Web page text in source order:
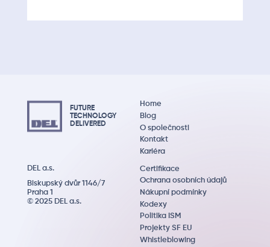
FUTURE
TECHNOLOGY
DEL IVERED
Certifikace
Ochrana osobních údajů
Nákupní podmínky
Kodexy
Politika ISM
Projekty SF EU
Whistleblowing
Home
Blog
O společnosti
Kontakt
Kariéra
DEL a.s.
Biskupský dvůr 1146/7
Praha 1
© 2025 DEL a.s.